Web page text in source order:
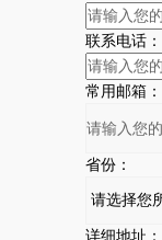
联系电话：
常用邮箱：
省份：
详细地址：